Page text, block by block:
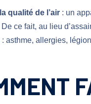
qualité de l’air : un
De ce fait, au lieu
: asthme, allergies,